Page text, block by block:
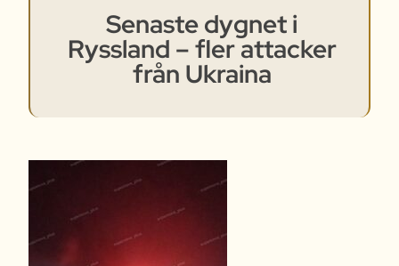
Senaste dygnet i
Ryssland – fler attacker
från Ukraina